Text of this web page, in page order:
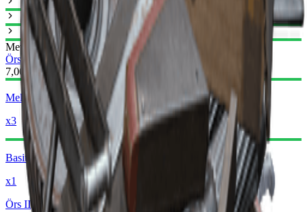
Mevcut
Örs I
Örs II
7,000
Mekanik Bileşenler
x3
Basit Silah Parçaları
x1
Örs II
Örs III